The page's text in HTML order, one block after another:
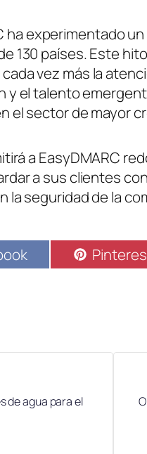
ha experimentado
130 países. Este
vez más la
y el talento
el sector de mayor
a EasyDMARC
a sus clientes
seguridad de la
de agua para el